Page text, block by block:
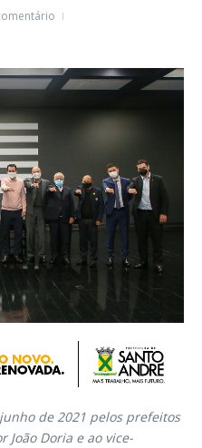
de 2021 pelos prefeitos
João Doria e ao vice-